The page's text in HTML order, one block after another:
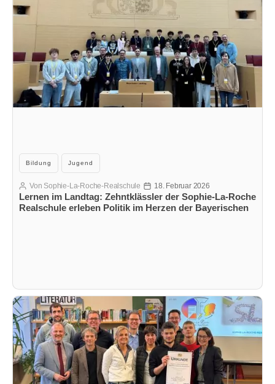
Kategorien
Bildung Jugend
Lernen im Landtag: Zehntklässler der Sophie-La-Roche
Realschule erleben Politik im Herzen der Bayerischen
Beitragsautor
Von Sophie-La-Roche-Realschule Veröffentlichungsdatum
18. Februar 2026